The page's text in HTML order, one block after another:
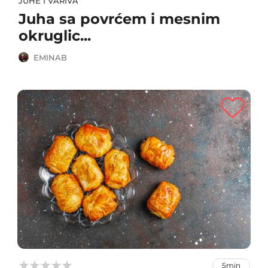
Juha sa povrćem i mesnim
okruglic...
EMINAB


 5min